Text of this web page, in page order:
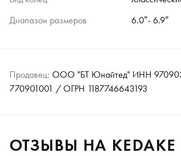
Диапазон размеров
6.0″- 6.9″
Продавец: ООО "БТ Юнайтед" ИНН
770901001 / ОГРН 1187746643193
ОТЗЫВЫ НА KEDAKE